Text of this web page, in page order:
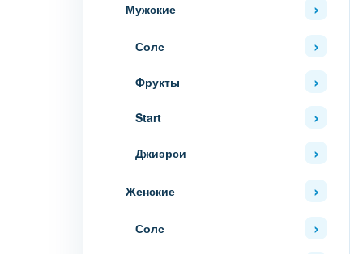
Мужские
Солс
Фрукты
Start
Джиэрси
Женские
Солс